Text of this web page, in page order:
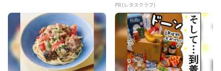
PR (レタスクラブ)